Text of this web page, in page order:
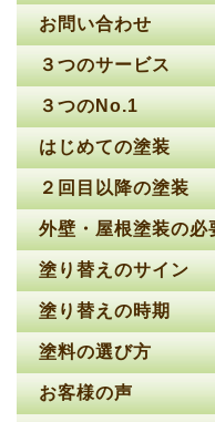
お問い合わせ
３つのサービス
３つのNo.1
はじめての塗装
２回目以降の塗装
外壁・屋根塗装の
塗り替えのサイン
塗り替えの時期
塗料の選び方
お客様の声